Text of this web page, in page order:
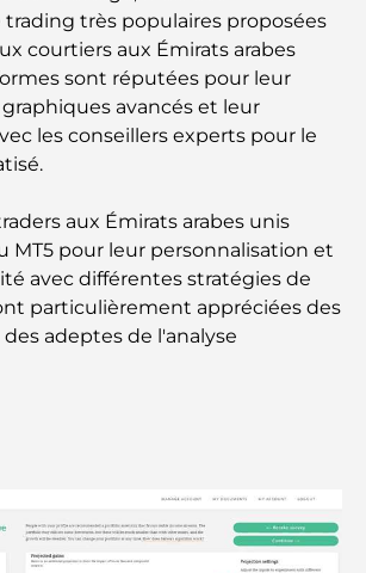
de luxe à Dubaï
Rolex les plus chères jamais vendues
Hills : Guide pour les parents
to Buying Property in Dubai (2025-
cafés du centre-ville de Dubaï : le
des amateurs de café
les plus chères jamais créées
à Dubaï depuis l'Australie : Guide
déménagement
très populaires proposées
courtiers aux Émirats arabes
sont réputées pour leur
avancés et leur
les conseillers experts pour le
aux Émirats arabes unis
MT5 pour leur personnalisation et
avec différentes stratégies de
particulièrement appréciées des
adeptes de l'analyse